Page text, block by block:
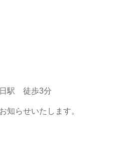
駅 徒歩3分
知らせいたします。